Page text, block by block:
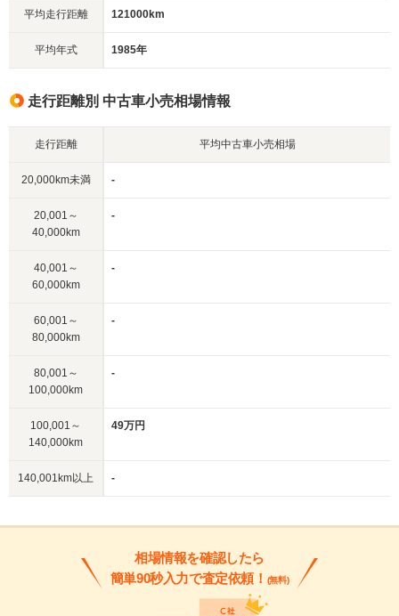
平均走行距離 121000km
平均年式 1985年
走行距離別 中古車小売相場情報
走行距離 平均中古車小売相場
20,000km未満 -
20,001～
40,000km
-
40,001～
60,000km
-
60,001～
80,000km
-
80,001～
100,000km
-
100,001～
140,000km
49万円
140,001km以上 -
相場情報を確認したら
簡単90秒入力で査定依頼！ (無料)